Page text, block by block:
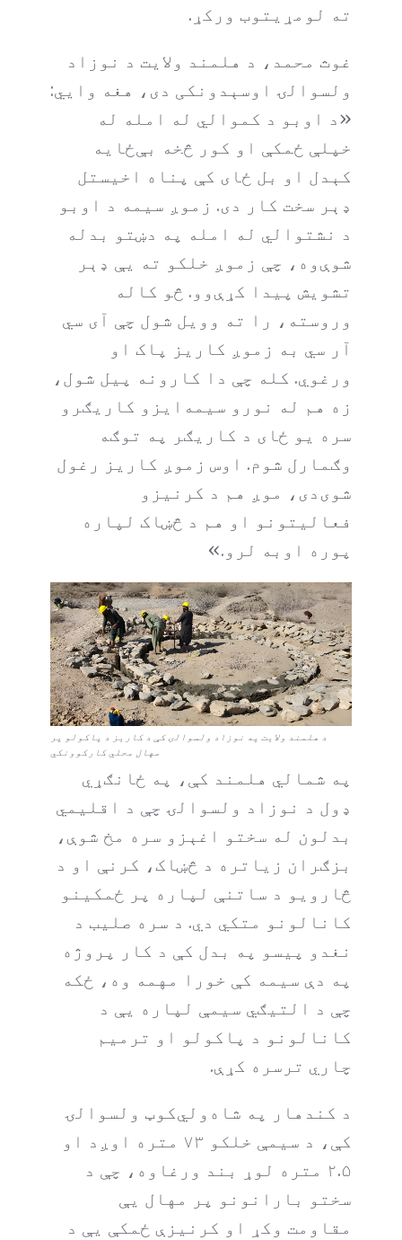
ته لومړیتوب ورکړ.
غوث محمد، د هلمند ولایت د نوزاد
ولسوالۍ اوسېدونکی دی، هغه وايي:
«د اوبو د کموالي له امله له
خپلې ځمکې او کور څخه بې‌ځایه
کېدل او بل ځای کې پناه اخیستل
ډېر سخت کار دی. زموږ سیمه د اوبو
د نشتوالي له امله په دښتو بدله
شوې‌وه، چې زموږ خلکو ته یې ډېر
تشویش پیدا کړې‌وو. څو کاله
وروسته، را ته وویل شول چې آی سي
آر سي به زموږ کاریز پاک او
ورغوي. کله چې دا کارونه پیل شول،
زه هم له نورو سیمه‌ایزو کاریګرو
سره یو ځای د کاریګر په توګه
وګمارل شوم. اوس زموږ کاریز رغول
شوی‌دی، موږ هم د کرنیزو
فعالیتونو او هم د څښاک لپاره
پوره اوبه لرو.»
د هلمند ولایت په نوزاد ولسوالۍ کې د کاریز د پاکولو پر
مهال محلي کارکوونکي
په شمالي هلمند کې، په ځانګړي
ډول د نوزاد ولسوالۍ چې د اقلیمي
بدلون له سختو اغېزو سره مخ شوې،
بزګران زیاتره د څښاک، کرنې او د
څارویو د ساتنې لپاره پر ځمکینو
کانالونو متکي دي. د سره صلیب د
نغدو پیسو په بدل کې د کار پروژه
په دې سیمه کې خورا مهمه وه، ځکه
چې د التیګي سیمې لپاره یې د
کانالونو د پاکولو او ترمیم
چاري ترسره کړې.
د کندهار په شاه‌ولي‌کوټ ولسوالۍ
کې، د سیمې خلکو ۷۳ متره اوږد او
۲.۵ متره لوړ بند ورغاوه، چې د
سختو بارانونو پر مهال یې
مقاومت وکړ او کرنیزې ځمکې یې د